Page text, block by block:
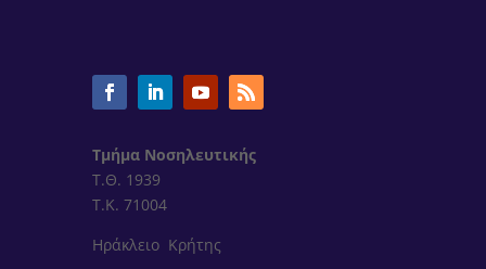
Τμήμα Νοσηλευτικής
Τ.Θ. 1939
Τ.Κ. 71004
Ηράκλειο Κρήτης